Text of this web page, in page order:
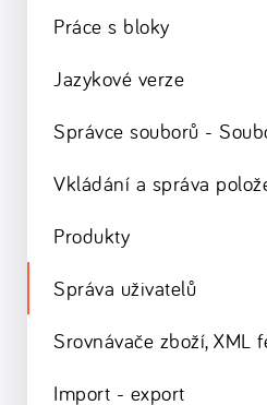
Práce s bloky
Jazykové verze
Správce souborů -
Vkládání a správa
Produkty
Správa uživatelů
Srovnávače zboží, XML
Import - export